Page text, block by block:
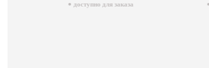
доступно для заказа